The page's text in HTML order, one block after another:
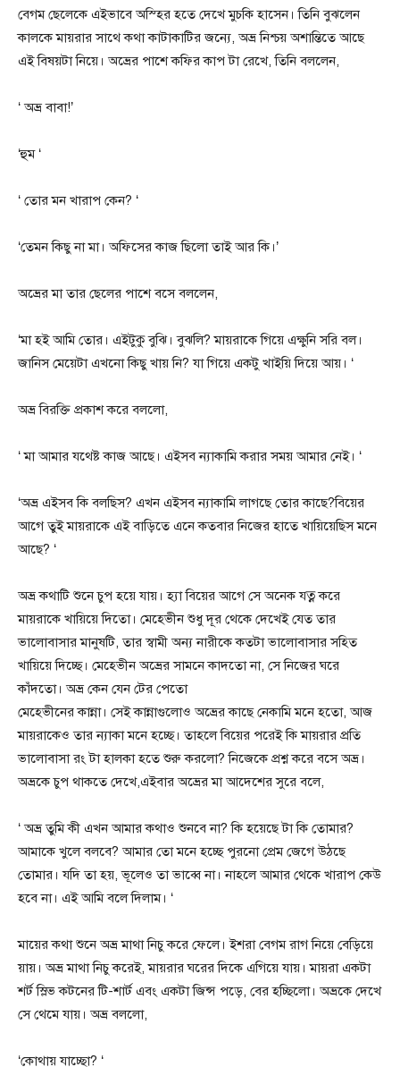
বেগম ছেলেকে এইভাবে অস্হির হতে দেখে মুচকি হাসেন। তিনি বুঝলেন
কালকে মায়রার সাথে কথা কাটাকাটির জন্যে, অভ্র নিশ্চয় অশান্তিতে আছে
এই বিষয়টা নিয়ে। অভ্রের পাশে কফির কাপ টা রেখে, তিনি বললেন,
‘ অভ্র বাবা!’
‘হুম ‘
‘ তোর মন খারাপ কেন? ‘
‘তেমন কিছু না মা। অফিসের কাজ ছিলো তাই আর কি।’
অভ্রের মা তার ছেলের পাশে বসে বললেন,
‘মা হই আমি তোর। এইটুকু বুঝি। বুঝলি? মায়রাকে গিয়ে এক্ষুনি সরি বল।
জানিস মেয়েটা এখনো কিছু খায় নি? যা গিয়ে একটু খাইয়ি দিয়ে আয়। ‘
অভ্র বিরক্তি প্রকাশ করে বললো,
‘ মা আমার যথেষ্ট কাজ আছে। এইসব ন্যাকামি করার সময় আমার নেই। ‘
‘অভ্র এইসব কি বলছিস? এখন এইসব ন্যাকামি লাগছে তোর কাছে?বিয়ের
আগে তুই মায়রাকে এই বাড়িতে এনে কতবার নিজের হাতে খায়িয়েছিস মনে
আছে? ‘
অভ্র কথাটি শুনে চুপ হয়ে যায়। হ্যা বিয়ের আগে সে অনেক যত্ন করে
মায়রাকে খায়িয়ে দিতো। মেহেভীন শুধু দূর থেকে দেখেই যেত তার
ভালোবাসার মানুষটি, তার স্বামী অন্য নারীকে কতটা ভালোবাসার সহিত
খায়িয়ে দিচ্ছে। মেহেভীন অভ্রের সামনে কাদতো না, সে নিজের ঘরে
কাঁদতো। অভ্র কেন যেন টের পেতো
মেহেভীনের কান্না। সেই কান্নাগুলোও অভ্রের কাছে নেকামি মনে হতো, আজ
মায়রাকেও তার ন্যাকা মনে হচ্ছে। তাহলে বিয়ের পরেই কি মায়রার প্রতি
ভালোবাসা রং টা হালকা হতে শুরু করলো? নিজেকে প্রশ্ন করে বসে অভ্র।
অভ্রকে চুপ থাকতে দেখে,এইবার অভ্রের মা আদেশের সুরে বলে,
‘ অভ্র তুমি কী এখন আমার কথাও শুনবে না? কি হয়েছে টা কি তোমার?
আমাকে খুলে বলবে? আমার তো মনে হচ্ছে পুরনো প্রেম জেগে উঠছে
তোমার। যদি তা হয়, ভূলেও তা ভাব্বে না। নাহলে আমার থেকে খারাপ কেউ
হবে না। এই আমি বলে দিলাম। ‘
মায়ের কথা শুনে অভ্র মাথা নিচু করে ফেলে। ইশরা বেগম রাগ নিয়ে বেড়িয়ে
য়ায়। অভ্র মাথা নিচু করেই, মায়রার ঘরের দিকে এগিয়ে যায়। মায়রা একটা
শর্ট স্লিভ কটনের টি-শার্ট এবং একটা জিন্স পড়ে, বের হচ্ছিলো। অভ্রকে দেখে
সে থেমে যায়। অভ্র বললো,
‘কোথায় যাচ্ছো? ‘